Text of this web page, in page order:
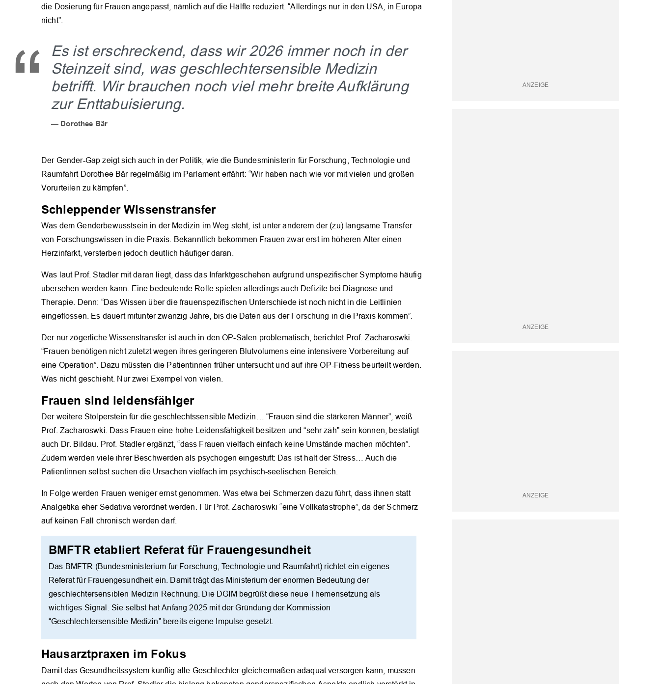
die Dosierung für Frauen angepasst, nämlich auf die Hälfte reduziert. “Allerdings nur in den USA, in Europa
nicht”.
Es ist erschreckend, dass wir 2026 immer noch in der
Steinzeit sind, was geschlechtersensible Medizin
betrifft. Wir brauchen noch viel mehr breite Aufklärung
zur Enttabuisierung.
Dorothee Bär
Der Gender-Gap zeigt sich auch in der Politik, wie die Bundesministerin für Forschung, Technologie und
Raumfahrt Dorothee Bär regelmäßig im Parlament erfährt: “Wir haben nach wie vor mit vielen und großen
Vorurteilen zu kämpfen”.
Schleppender Wissenstransfer
Was dem Genderbewusstsein in der Medizin im Weg steht, ist unter anderem der (zu) langsame Transfer
von Forschungswissen in die Praxis. Bekanntlich bekommen Frauen zwar erst im höheren Alter einen
Herzinfarkt, versterben jedoch deutlich häufiger daran.
Was laut Prof. Stadler mit daran liegt, dass das Infarktgeschehen aufgrund unspezifischer Symptome häufig
übersehen werden kann. Eine bedeutende Rolle spielen allerdings auch Defizite bei Diagnose und
Therapie. Denn: “Das Wissen über die frauenspezifischen Unterschiede ist noch nicht in die Leitlinien
eingeflossen. Es dauert mitunter zwanzig Jahre, bis die Daten aus der Forschung in die Praxis kommen”.
Der nur zögerliche Wissenstransfer ist auch in den OP-Sälen problematisch, berichtet Prof. Zacharoswki.
“Frauen benötigen nicht zuletzt wegen ihres geringeren Blutvolumens eine intensivere Vorbereitung auf
eine Operation”. Dazu müssten die Patientinnen früher untersucht und auf ihre OP-Fitness beurteilt werden.
Was nicht geschieht. Nur zwei Exempel von vielen.
Frauen sind leidensfähiger
Der weitere Stolperstein für die geschlechtssensible Medizin… “Frauen sind die stärkeren Männer”, weiß
Prof. Zacharoswki. Dass Frauen eine hohe Leidensfähigkeit besitzen und “sehr zäh” sein können, bestätigt
auch Dr. Bildau. Prof. Stadler ergänzt, “dass Frauen vielfach einfach keine Umstände machen möchten”.
Zudem werden viele ihrer Beschwerden als psychogen eingestuft: Das ist halt der Stress… Auch die
Patientinnen selbst suchen die Ursachen vielfach im psychisch-seelischen Bereich.
In Folge werden Frauen weniger ernst genommen. Was etwa bei Schmerzen dazu führt, dass ihnen statt
Analgetika eher Sedativa verordnet werden. Für Prof. Zacharoswki “eine Vollkatastrophe”, da der Schmerz
auf keinen Fall chronisch werden darf.
BMFTR etabliert Referat für Frauengesundheit
Das BMFTR (Bundesministerium für Forschung, Technologie und Raumfahrt) richtet ein eigenes
Referat für Frauengesundheit ein. Damit trägt das Ministerium der enormen Bedeutung der
geschlechtersensiblen Medizin Rechnung. Die DGIM begrüßt diese neue Themensetzung als
wichtiges Signal. Sie selbst hat Anfang 2025 mit der Gründung der Kommission
“Geschlechtersensible Medizin” bereits eigene Impulse gesetzt.
Hausarztpraxen im Fokus
Damit das Gesundheitssystem künftig alle Geschlechter gleichermaßen adäquat versorgen kann, müssen